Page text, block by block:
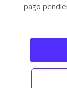
pago